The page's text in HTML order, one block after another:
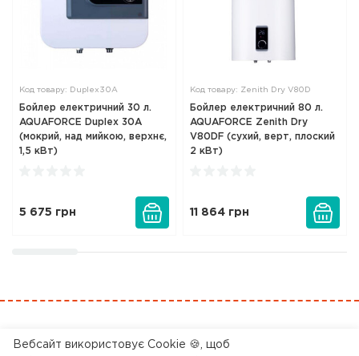
Код товару: Duplex30A
Бойлер електричний 30 л.
AQUAFORCE Duplex 30A
(мокрий, над мийкою, верхнє,
1,5 кВт)
5 675 грн
Код товару: Zenith Dry V80D
Бойлер електричний 80 л.
AQUAFORCE Zenith Dry
V80DF (сухий, верт, плоский
2 кВт)
11 864 грн
0 800 200 045
Вебсайт використовує Cookie 🍪, щоб